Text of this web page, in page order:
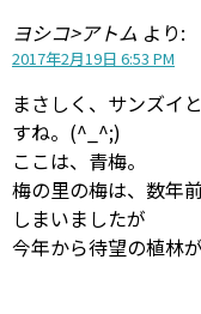
ヨシコ>アトム より:
2017年2月19日 6:53 PM
まさしく、サンズイ
すね。(^_^;)
ここは、青梅。
梅の里の梅は、数年
しまいましたが
今年から待望の植林